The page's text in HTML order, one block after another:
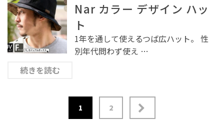
Nar カラー デザイン ハッ
ト
1年を通して使えるつば広ハット。 性
別年代問わず使え …
続きを読む
1 2